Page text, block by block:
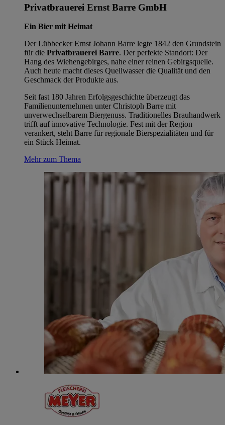
Privatbrauerei Ernst Barre GmbH
Ein Bier mit Heimat
Der Lübbecker Ernst Johann Barre legte 1842 den Grundstein
für die Privatbrauerei Barre. Der perfekte Standort: Der
Hang des Wiehengebirges, nahe einer reinen Gebirgsquelle.
Auch heute macht dieses Quellwasser die Qualität und den
Geschmack der Produkte aus.
Seit fast 180 Jahren Erfolgsgeschichte überzeugt das
Familienunternehmen unter Christoph Barre mit
unverwechselbarem Biergenuss. Traditionelles Brauhandwerk
trifft auf innovative Technologie. Fest mit der Region
verankert, steht Barre für regionale Bierspezialitäten und für
ein Stück Heimat.
Mehr zum Thema